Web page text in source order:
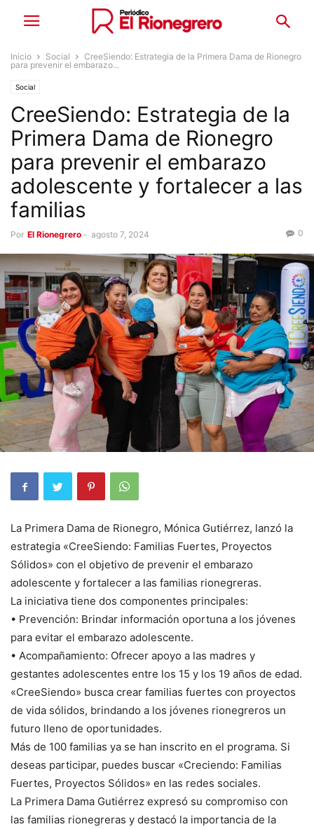
Inicio Social
CreeSiendo: Estrategia de la Primera Dama de Rionegro
para prevenir el embarazo...
Social
CreeSiendo: Estrategia de la
Primera Dama de Rionegro
para prevenir el embarazo
adolescente y fortalecer a las
familias
Por El Rionegrero - agosto 7, 2024 0
La Primera Dama de Rionegro, Mónica Gutiérrez, lanzó la
estrategia «CreeSiendo: Familias Fuertes, Proyectos
Sólidos» con el objetivo de prevenir el embarazo
adolescente y fortalecer a las familias rionegreras.
La iniciativa tiene dos componentes principales:
• Prevención: Brindar información oportuna a los jóvenes
para evitar el embarazo adolescente.
• Acompañamiento: Ofrecer apoyo a las madres y
gestantes adolescentes entre los 15 y los 19 años de edad.
«CreeSiendo» busca crear familias fuertes con proyectos
de vida sólidos, brindando a los jóvenes rionegreros un
futuro lleno de oportunidades.
Más de 100 familias ya se han inscrito en el programa. Si
deseas participar, puedes buscar «Creciendo: Familias
Fuertes, Proyectos Sólidos» en las redes sociales.
La Primera Dama Gutiérrez expresó su compromiso con
las familias rionegreras y destacó la importancia de la